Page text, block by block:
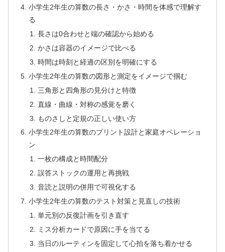
小学生2年生の算数の長さ・かさ・時間を体感で理解す
る
長さは0合わせと端の確認から始める
かさは容器のイメージで比べる
時間は時刻と経過の区別を明確にする
小学生2年生の算数の図形と測定をイメージで掴む
三角形と四角形の見分けと特徴
直線・曲線・対称の感覚を磨く
ものさしと定規の正しい使い方
小学生2年生の算数のプリント設計と家庭オペレーショ
ン
一枚の構成と時間配分
誤答ストックの運用と再挑戦
音読と説明の併用で可視化する
小学生2年生の算数のテスト対策と見直しの技術
単元別の反復計画を引き直す
ミス分析カードで原因に手を当てる
当日のルーティンを固定して心拍を落ち着かせる